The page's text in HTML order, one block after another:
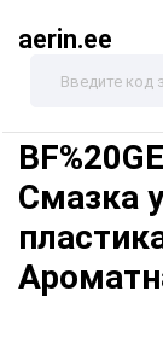
aerin.ee
Смазка